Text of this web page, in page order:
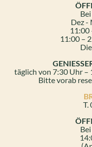
Dez -
11:00
11:00 –
täglich von 7:30 Uhr –
Bitte vorab
T.